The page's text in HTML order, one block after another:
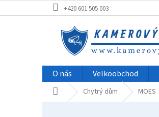
na
+420 601 505 003
O nás Velkoobchod
Domů Chytrý dům MOES